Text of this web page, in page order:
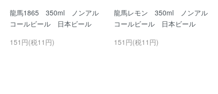
龍馬1865 350ml ノンアル
コールビール 日本ビール
151円(税11円)
龍馬レモン 350ml ノンアル
コールビール 日本ビール
151円(税11円)